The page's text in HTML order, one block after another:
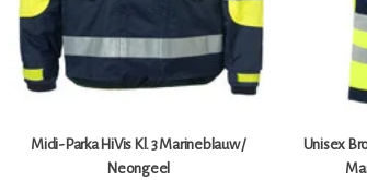
Midi-Parka HiVis Kl. 3 Marineblauw /
Neongeel
Unisex